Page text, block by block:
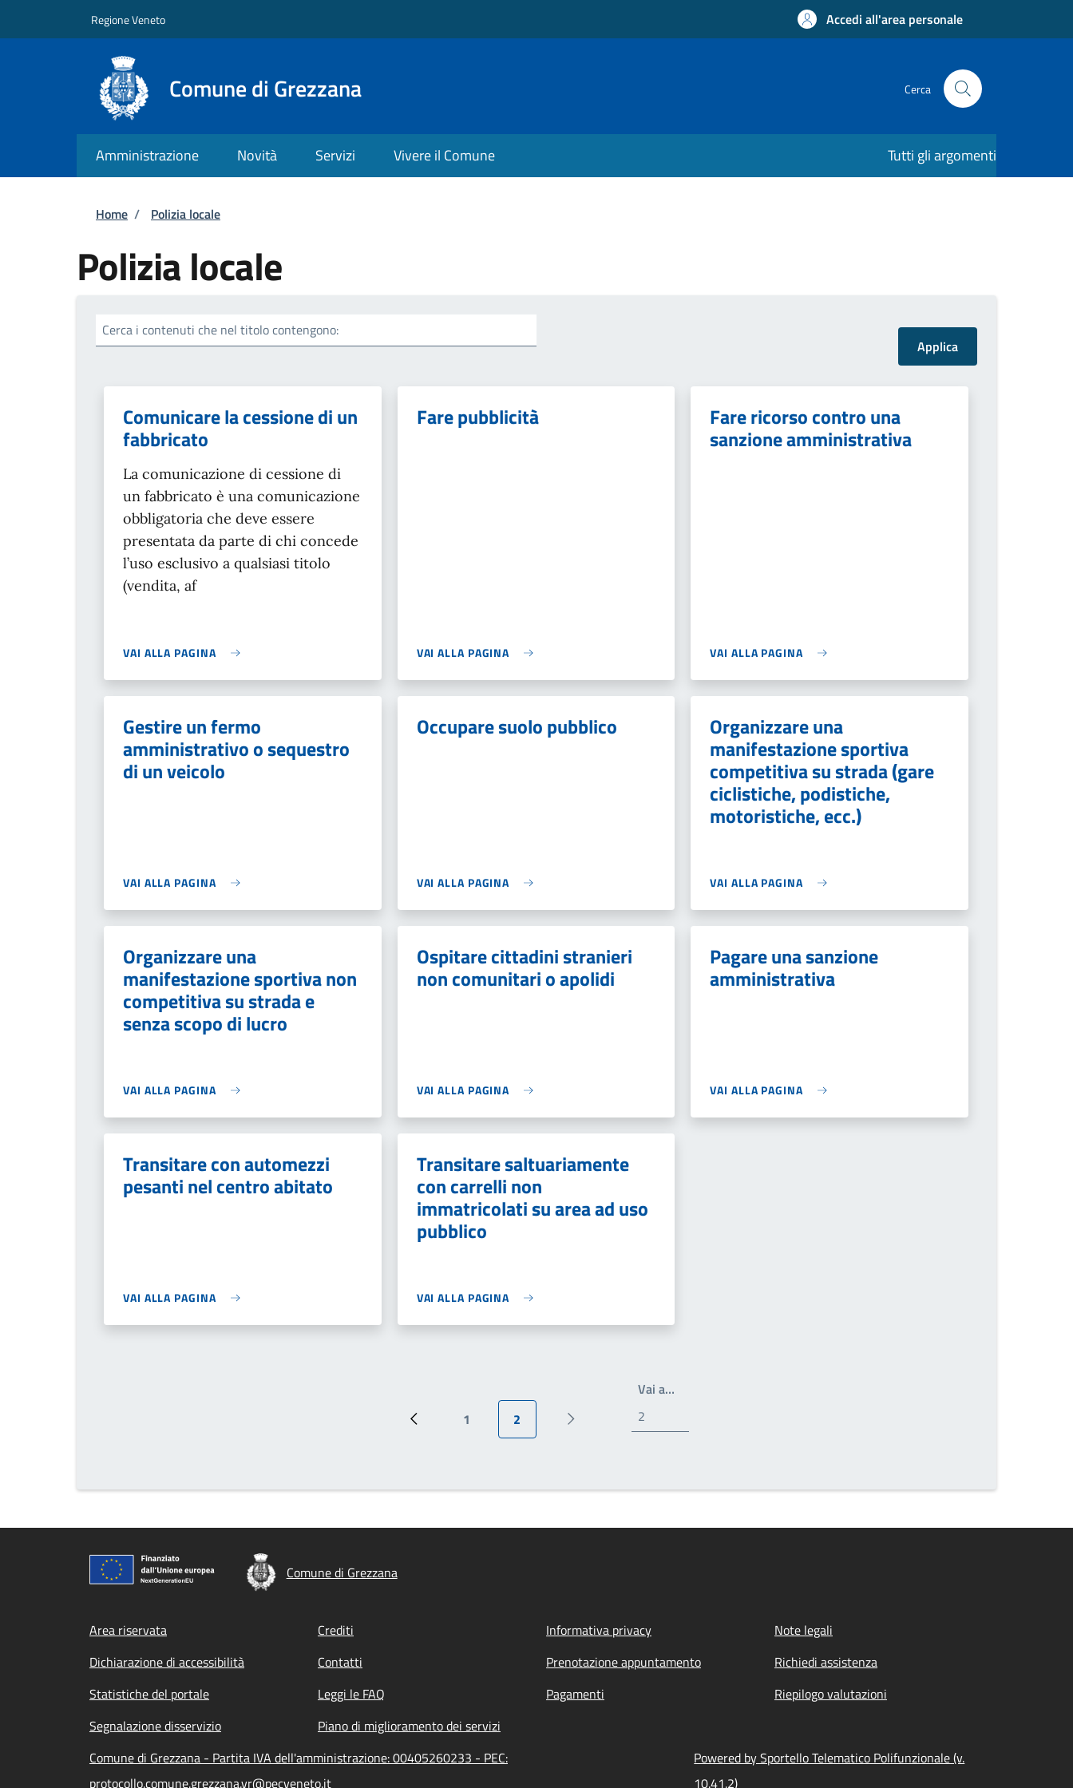
Regione Veneto Accedi all'area personale
Comune di Grezzana Cerca
Amministrazione Novità Servizi Vivere il Comune Tutti gli argomenti
Briciole di pane
Home / Polizia locale
Polizia locale
Cerca i contenuti che nel titolo contengono:
Comunicare la cessione di un
fabbricato
La comunicazione di cessione di
un fabbricato è una comunicazione
obbligatoria che deve essere
presentata da parte di chi concede
l’uso esclusivo a qualsiasi titolo
(vendita, af
VAI ALLA PAGINA
Fare pubblicità
VAI ALLA PAGINA
Fare ricorso contro una
sanzione amministrativa
VAI ALLA PAGINA
Gestire un fermo
amministrativo o sequestro
di un veicolo
VAI ALLA PAGINA
Occupare suolo pubblico
VAI ALLA PAGINA
Organizzare una
manifestazione sportiva
competitiva su strada (gare
ciclistiche, podistiche,
motoristiche, ecc.)
VAI ALLA PAGINA
Organizzare una
manifestazione sportiva non
competitiva su strada e
senza scopo di lucro
VAI ALLA PAGINA
Ospitare cittadini stranieri
non comunitari o apolidi
VAI ALLA PAGINA
Pagare una sanzione
amministrativa
VAI ALLA PAGINA
Transitare con automezzi
pesanti nel centro abitato
VAI ALLA PAGINA
Transitare saltuariamente
con carrelli non
immatricolati su area ad uso
pubblico
VAI ALLA PAGINA
Pagina precedente
Pagina
1
Pagina attuale
2
Prossima pagina
Vai a…Write the page number you want to go to
Comune di Grezzana
Footer menu
Area riservata Crediti Informativa privacy
Note legali
Dichiarazione di accessibilità
Contatti Prenotazione appuntamento
Richiedi assistenza
Statistiche del portale
Leggi le FAQ Pagamenti
Riepilogo valutazioni
Segnalazione disservizio
Piano di miglioramento dei servizi
Comune di Grezzana - Partita IVA dell'amministrazione: 00405260233 - PEC:
protocollo.comune.grezzana.vr@pecveneto.it
Powered by Sportello Telematico Polifunzionale (v.
10.41.2)